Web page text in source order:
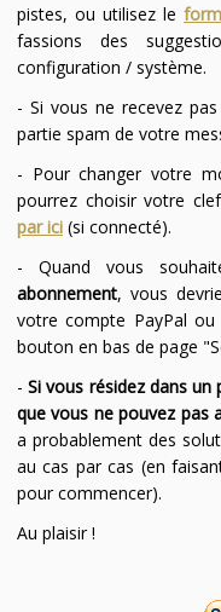
pistes, ou utilisez le
fassions des
configuration / système.
- Si vous ne recevez
partie spam de votre
- Pour changer votre
pourrez choisir votre
par ici(si connecté).
- Quand vous
abonnement, vous
votre compte PayPal
bouton en bas de page
-Si vous résidez dans
que vous ne pouvez pas
a probablement des
au cas par cas (en
pour commencer).
Au plaisir !